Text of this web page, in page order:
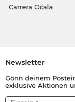
Carrera Očala
Newsletter
Gönn deinem
exklusive Aktionen